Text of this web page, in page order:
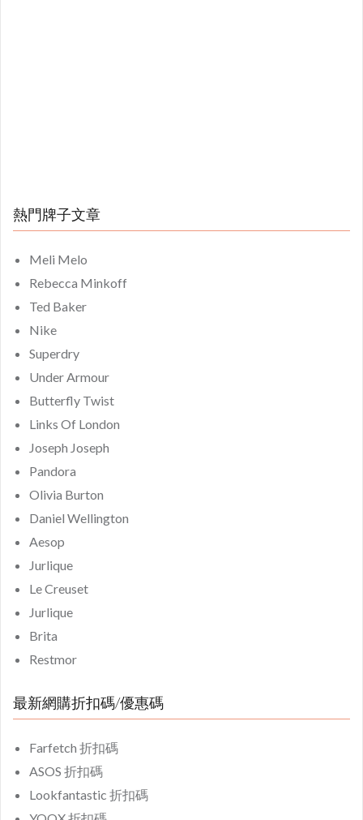
熱門牌子文章
Meli Melo
Rebecca Minkoff
Ted Baker
Nike
Superdry
Under Armour
Butterfly Twist
Links Of London
Joseph Joseph
Pandora
Olivia Burton
Daniel Wellington
Aesop
Jurlique
Le Creuset
Jurlique
Brita
Restmor
最新網購折扣碼/優惠碼
Farfetch 折扣碼
ASOS 折扣碼
Lookfantastic 折扣碼